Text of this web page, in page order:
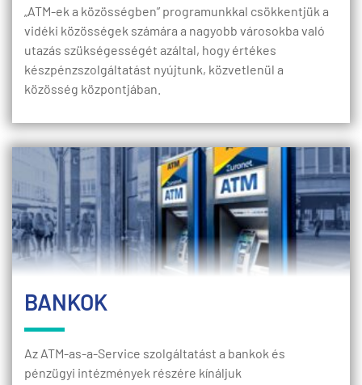
„ATM-ek a közösségben” programunkkal csökkentjük a
vidéki közösségek számára a nagyobb városokba való
utazás szükségességét azáltal, hogy értékes
készpénzszolgáltatást nyújtunk, közvetlenül a
közösség központjában.
BANKOK
Az ATM-as-a-Service szolgáltatást a bankok és
pénzügyi intézmények részére kínáljuk